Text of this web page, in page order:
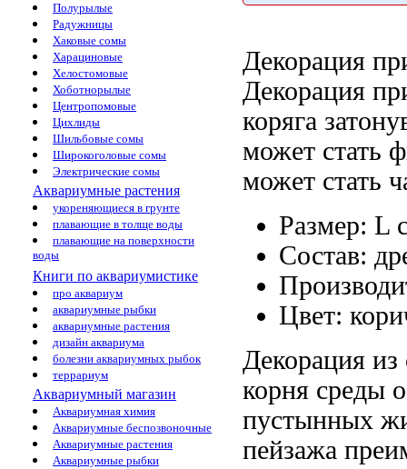
Полурылые
Радужницы
Хаковые сомы
Харациновые
Хелостомовые
Хоботнорылые
Центропомовые
Цихлиды
Шильбовые сомы
Широкоголовые сомы
Электрические сомы
Аквариумные растения
укореняющиеся в грунте
плавающие в толще воды
плавающие на поверхности
воды
Книги по аквариумистике
про аквариум
аквариумные рыбки
аквариумные растения
дизайн аквариума
болезни аквариумных рыбок
террариум
Аквариумный магазин
Аквариумная химия
Аквариумные беспозвоночные
Аквариумные растения
Аквариумные рыбки
Декорация
Декорация
коряга
может стать
может стать
Размер: L
Состав:
Цвет:
Декорация из
корня среды
пустынных
пейзажа